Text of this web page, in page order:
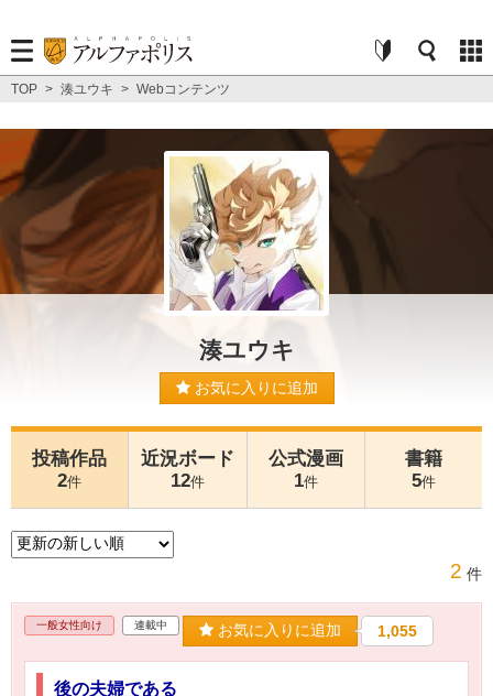
TOP > 湊ユウキ > Webコンテンツ
湊ユウキ
お気に入りに追加
投稿作品
2件
近況ボード
12件
公式漫画
1件
書籍
5件
2 件
一般女性向け 連載中 お気に入りに追加 1,055
後の夫婦である